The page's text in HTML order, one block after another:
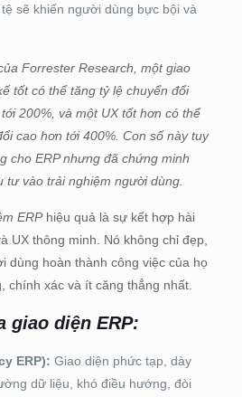
sẽ khiến người dùng bực bội và
Forrester Research, một giao
tốt có thể tăng tỷ lệ chuyển đổi
200%, và một UX tốt hơn có thể
cao hơn tới 400%. Con số này tuy
cho ERP nhưng đã chứng minh
tư vào trải nghiệm người dùng.
ERPhiệu quả là sự kết hợp hài
UX thông minh. Nó không chỉ đẹp,
dùng hoàn thành công việc của họ
chính xác và ít căng thẳng nhất.
giao diện ERP:
ERP): Giao diện phức tạp, dày
dữ liệu, khó điều hướng, đòi